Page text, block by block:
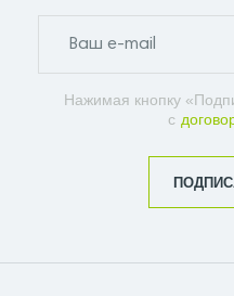
Нажимая кнопку
с